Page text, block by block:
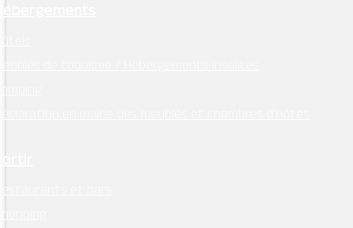
de tourisme / Hébergements insolites
en mairie des meublés et chambres d’hôtes
et bars